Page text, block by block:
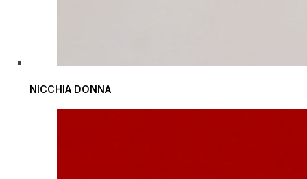
NICCHIA DONNA